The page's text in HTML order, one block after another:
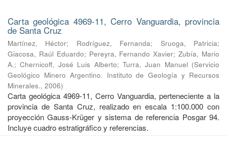
Carta geológica 4969-11, Cerro Vanguardia, provincia
de Santa Cruz
Martínez, Héctor; Rodríguez, Fernanda; Sruoga, Patricia;
Giacosa, Raúl Eduardo; Pereyra, Fernando Xavier;Zubía, Mario
A.;Chernicoff, José Luis Alberto; Turra, Juan Manuel (Servicio
Geológico Minero Argentino. Instituto de Geología y Recursos
Minerales., 2006)
Carta geológica 4969-11, Cerro Vanguardia, perteneciente a la
provincia de Santa Cruz, realizado en escala 1:100.000 con
proyección Gauss-Krüger y sistema de referencia Posgar 94.
Incluye cuadro estratigráfico y referencias.